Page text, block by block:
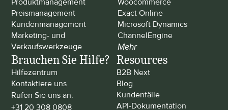
Produktmanagement
Preismanagement
Kundenmanagement
Marketing- und
Verkaufswerkzeuge
Woocommerce
Exact Online
Microsoft Dynamics
ChannelEngine
Mehr
Brauchen Sie Hilfe?
Hilfezentrum
Kontaktiere uns
Rufen Sie uns an:
+31 20 308 0808
Resources
B2B Next
Blog
Kundenfälle
API-Dokumentation